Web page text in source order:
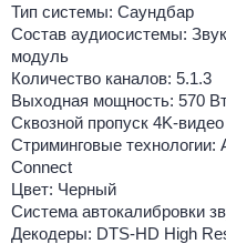
Тип системы: Саундбар
Состав аудиосистемы:
модуль
Количество каналов: 5.1.3
Выходная мощность: 570
Сквозной пропуск 4K-видео
Стриминговые
Connect
Цвет: Черный
Система автокалибровки
Декодеры: DTS-HD High